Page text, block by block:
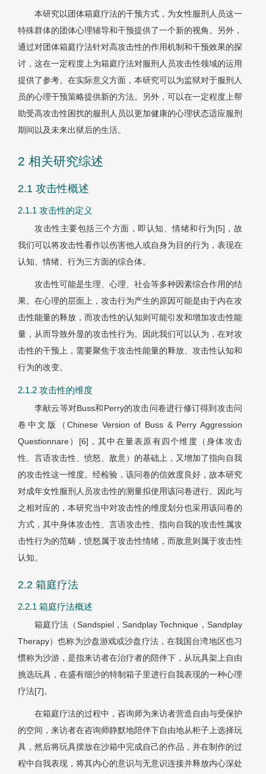
本研究以团体箱庭疗法的干预方式，为女性服刑人员这一
特殊群体的团体心理辅导和干预提供了一个新的视角。另外，
通过对团体箱庭疗法针对高攻击性的作用机制和干预效果的探
讨，这在一定程度上为箱庭疗法对服刑人员攻击性领域的运用
提供了参考。在实际意义方面，本研究可以为监狱对于服刑人
员的心理干预策略提供新的方法。另外，可以在一定程度上帮
助受高攻击性困扰的服刑人员以更加健康的心理状态适应服刑
期间以及未来出狱后的生活。
2 相关研究综述
2.1 攻击性概述
2.1.1 攻击性的定义
攻击性主要包括三个方面，即认知、情绪和行为[5]，故
我们可以将攻击性看作以伤害他人或自身为目的行为，表现在
认知、情绪、行为三方面的综合体。
攻击性可能是生理、心理、社会等多种因素综合作用的结
果。在心理的层面上，攻击行为产生的原因可能是由于内在攻
击性能量的释放，而攻击性的认知则可能引发和增加攻击性能
量，从而导致外显的攻击性行为。因此我们可以认为，在对攻
击性的干预上，需要聚焦于攻击性能量的释放、攻击性认知和
行为的改变。
2.1.2 攻击性的维度
李献云等对Buss和Perry的攻击问卷进行修订得到攻击问
卷中文版（Chinese Version of Buss & Perry Aggression
Questionnare）[6]，其中在量表原有四个维度（身体攻击
性、言语攻击性、愤怒、敌意）的基础上，又增加了指向自我
的攻击性这一维度。经检验，该问卷的信效度良好，故本研究
对成年女性服刑人员攻击性的测量拟使用该问卷进行。因此与
之相对应的，本研究当中对攻击性的维度划分也采用该问卷的
方式，其中身体攻击性、言语攻击性、指向自我的攻击性属攻
击性行为的范畴，愤怒属于攻击性情绪，而敌意则属于攻击性
认知。
2.2 箱庭疗法
2.2.1 箱庭疗法概述
箱庭疗法（Sandspiel，Sandplay Technique，Sandplay
Therapy）也称为沙盘游戏或沙盘疗法，在我国台湾地区也习
惯称为沙游，是指来访者在治疗者的陪伴下，从玩具架上自由
挑选玩具，在盛有细沙的特制箱子里进行自我表现的一种心理
疗法[7]。
在箱庭疗法的过程中，咨询师为来访者营造自由与受保护
的空间，来访者在咨询师静默地陪伴下自由地从柜子上选择玩
具，然后将玩具摆放在沙箱中完成自己的作品，并在制作的过
程中自我表现，将其内心的意识与无意识连接并释放内心深处